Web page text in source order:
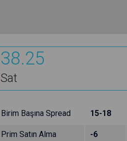
38.25
Sat
Birim Başına Spread 15-18
Prim Satın Alma -6